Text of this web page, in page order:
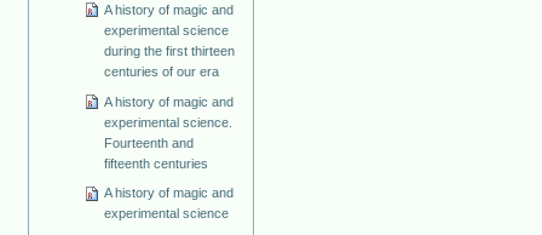
A history of magic and
experimental science
during the first thirteen
centuries of our era
A history of magic and
experimental science.
Fourteenth and
fifteenth centuries
A history of magic and
experimental science